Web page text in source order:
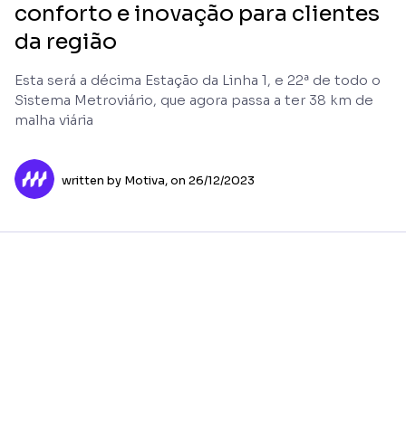
conforto e inovação para clientes
da região
Esta será a décima Estação da Linha 1, e 22ª de todo o
Sistema Metroviário, que agora passa a ter 38 km de
malha viária
written by Motiva,on 26/12/2023